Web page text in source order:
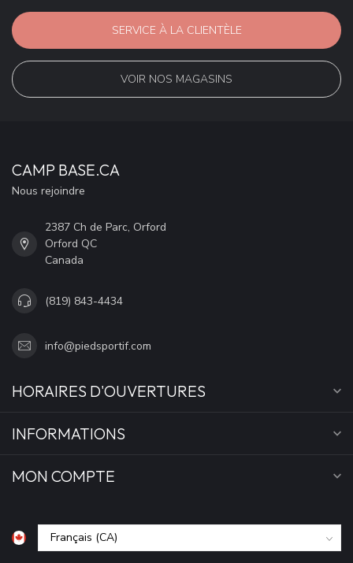
SERVICE À LA CLIENTÈLE
VOIR NOS MAGASINS
CAMP BASE.CA
Nous rejoindre
2387 Ch de Parc, Orford
Orford QC
Canada
(819) 843-4434
info@piedsportif.com
HORAIRES D'OUVERTURES
INFORMATIONS
MON COMPTE